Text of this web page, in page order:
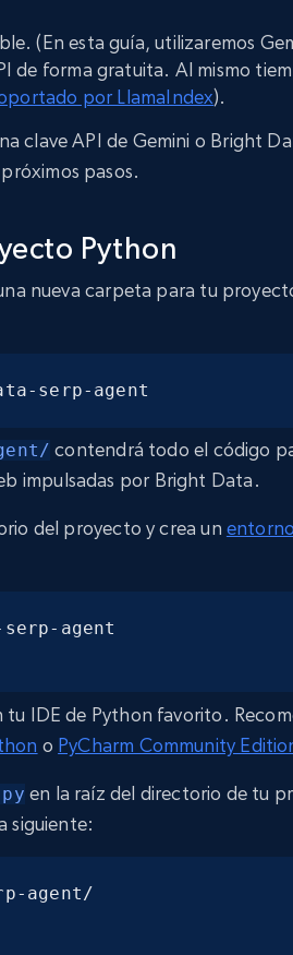
(En esta guía, utilizaremos
de forma gratuita. Al mismo
por LlamaIndex).
clave API de Gemini o Bright
pasos.
Python
nueva carpeta para tu
serp-agent
contendrá todo el código
impulsadas por Bright Data.
del proyecto y crea un
agent
IDE de Python favorito.
o PyCharm Community
en la raíz del directorio de tu
siguiente:
agent/